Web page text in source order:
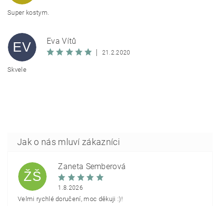
Super kostym.
EV
Eva Vítů
21.2.2020
Skvele
ŽŠ
Žaneta Šemberová
1.8.2026
Velmi rychlé doručení, moc děkuji :)!